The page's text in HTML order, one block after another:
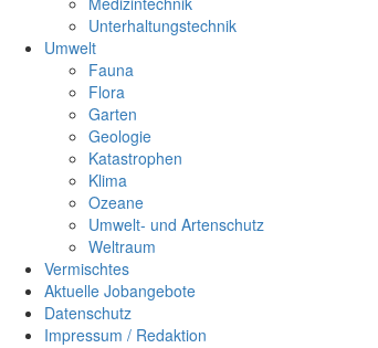
Unterhaltungstechnik
Umwelt
Fauna
Flora
Garten
Geologie
Katastrophen
Klima
Ozeane
Umwelt- und Artenschutz
Weltraum
Vermischtes
Aktuelle Jobangebote
Datenschutz
Impressum / Redaktion